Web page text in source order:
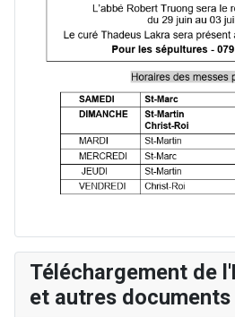
Téléchargement de
et autres documents